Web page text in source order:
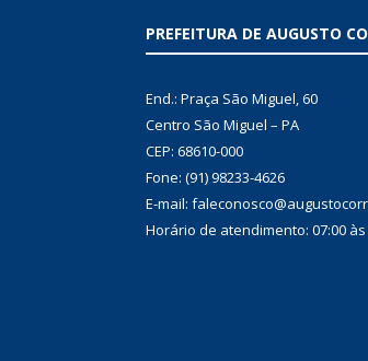
PREFEITURA DE AUGUSTO
End.: Praça São Miguel, 60
Centro São Miguel – PA
CEP: 68610-000
Fone: (91) 98233-4626
E-mail:
Horário de atendimento: 07:00 às